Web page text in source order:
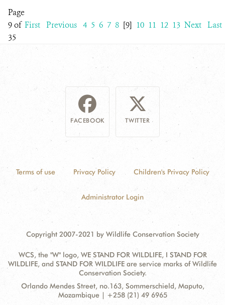
Page
9 of
35
First Previous 4 5 6 7 8 [9] 10 11 12 13 Next Last
FACEBOOK TWITTER
Terms of use Privacy Policy Children's Privacy Policy
Administrator Login
Copyright 2007-2021 by Wildlife Conservation Society
WCS, the "W" logo, WE STAND FOR WILDLIFE, I STAND FOR
WILDLIFE, and STAND FOR WILDLIFE are service marks of Wildlife
Conservation Society.
ContactAddress:
Orlando Mendes Street, no.163, Sommerschield, Maputo,
Mozambique | +258 (21) 49 6965